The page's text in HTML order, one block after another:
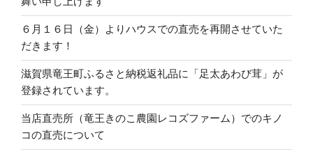
６月１６日（金）よりハウスでの直売を再開させていた
だきます！
滋賀県竜王町ふるさと納税返礼品に「足太あわび茸」が
登録されています。
当店直売所（竜王きのこ農園レコズファーム）でのキノ
コの直売について